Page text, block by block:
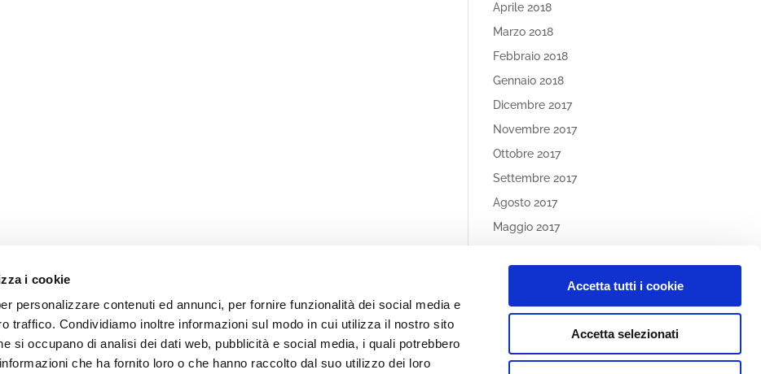
i cookie
personalizzare contenuti ed annunci, per fornire funzionalità dei social media e
traffico. Condividiamo inoltre informazioni sul modo in cui utilizza il nostro sito
si occupano di analisi dei dati web, pubblicità e social media, i quali potrebbero
che ha fornito loro o che hanno raccolto dal suo utilizzo dei loro
Accetta tutti i cookie
Accetta selezionati
Aprile 2018
Marzo 2018
Febbraio 2018
Gennaio 2018
Dicembre 2017
Novembre 2017
Ottobre 2017
Settembre 2017
Agosto 2017
Maggio 2017
Categories
Nessuna categoria